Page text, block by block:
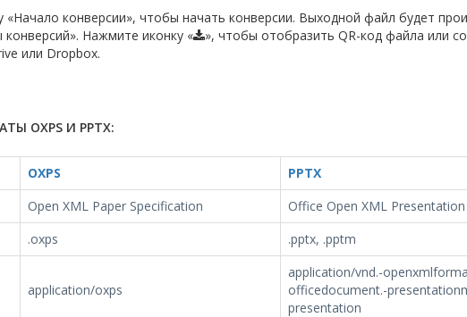
«Начало конверсии», чтобы начать конверсии. Выходной файл будет
Нажмите иконку «
», чтобы отобразить QR-код файла или
или Dropbox.
OXPS И PPTX:
OXPS
PPTX
Open XML Paper Specification
Office Open XML Presentation
.oxps .pptx, .pptm
application/oxps
application/vnd.-
officedocument.-
presentation